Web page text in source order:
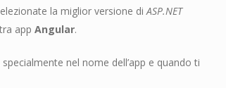
la miglior versione diASP.NET
app Angular.
nel nome dell’app e quando ti